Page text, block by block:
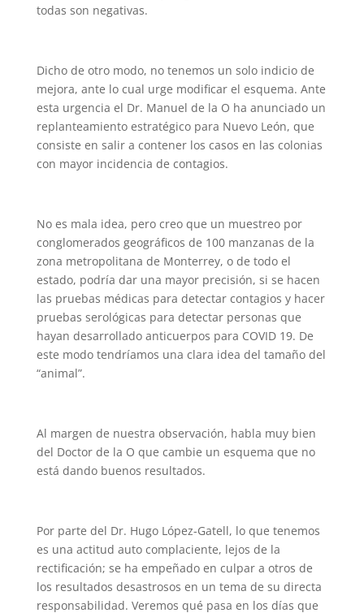
todas son negativas.
Dicho de otro modo, no tenemos un solo indicio de
mejora, ante lo cual urge modificar el esquema. Ante
esta urgencia el Dr. Manuel de la O ha anunciado un
replanteamiento estratégico para Nuevo León, que
consiste en salir a contener los casos en las colonias
con mayor incidencia de contagios.
No es mala idea, pero creo que un muestreo por
conglomerados geográficos de 100 manzanas de la
zona metropolitana de Monterrey, o de todo el
estado, podría dar una mayor precisión, si se hacen
las pruebas médicas para detectar contagios y hacer
pruebas serológicas para detectar personas que
hayan desarrollado anticuerpos para COVID 19. De
este modo tendríamos una clara idea del tamaño del
“animal”.
Al margen de nuestra observación, habla muy bien
del Doctor de la O que cambie un esquema que no
está dando buenos resultados.
Por parte del Dr. Hugo López-Gatell, lo que tenemos
es una actitud auto complaciente, lejos de la
rectificación; se ha empeñado en culpar a otros de
los resultados desastrosos en un tema de su directa
responsabilidad. Veremos qué pasa en los días que